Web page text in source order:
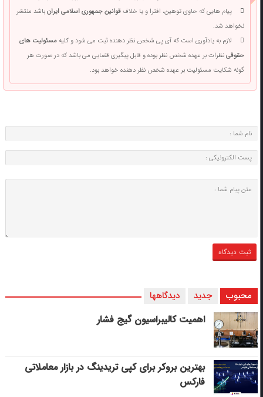
پیام هایی که حاوی توهین، افترا و یا خلافقوانین جمهوری اسلامی ایرانباشد منتشر
نخواهد شد.
لازم به یادآوری است که آی پی شخص نظر دهنده ثبت می شود و کلیهمسئولیت های
حقوقینظرات بر عهده شخص نظر بوده و قابل پیگیری قضایی می باشد که در صورت هر
گونه شکایت مسئولیت بر عهده شخص نظر دهنده خواهد بود.
محبوب جدید دیدگاهها
اهمیت کالیبراسیون گیج فشار
بهترین بروکر برای کپی‌ تریدینگ در بازار معاملاتی
فارکس